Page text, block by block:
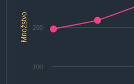
Množstvo
100
200